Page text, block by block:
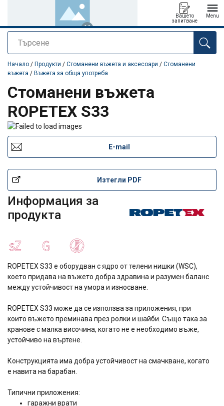
Търсене
Вашето
запитване
Menu
е добавен към вашето запитване
Начало / Продукти / Стоманени въжета и аксесоари / Стоманени
въжета / Въжета за обща употреба
Стоманени въжета
ROPETEX S33
E-mail
Изтегли PDF
Информация за
продукта
ROPETEX S33 е оборудван с ядро от телени нишки (WSC),
което придава на въжето добра здравина и разумен баланс
между устойчивост на умора и износване.
ROPETEX S33 може да се използва за приложения, при
които въжето преминава през ролки и шайби. Също така за
кранове с малка височина, когато не е необходимо въже,
устойчиво на въртене.
Конструкцията има добра устойчивост на смачкване, когато
е навита на барабан.
Типични приложения:
гаражни врати